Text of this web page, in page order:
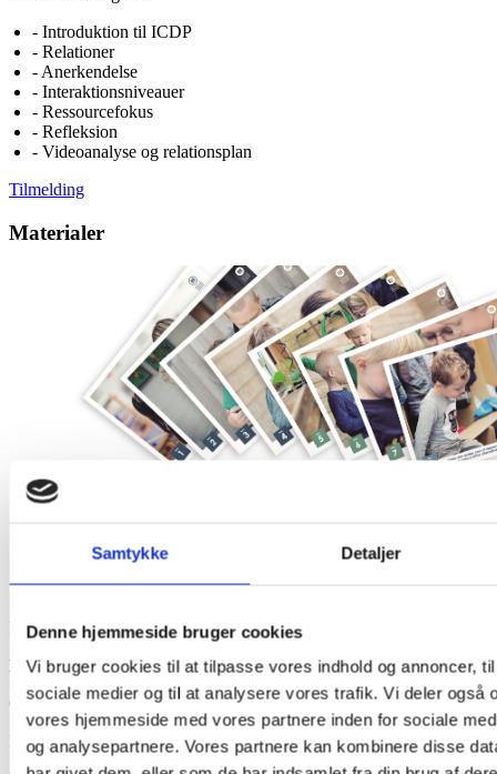
Samtykke Detaljer
Denne hjemmeside bruger cookies
Vi bruger cookies til at tilpasse vores indhold og annoncer,
sociale medier og til at analysere vores trafik. Vi deler også
vores hjemmeside med vores partnere inden for sociale
og analysepartnere. Vores partnere kan kombinere disse
- Introduktion til ICDP
- Relationer
- Anerkendelse
- Interaktionsniveauer
- Ressourcefokus
- Refleksion
- Videoanalyse og relationsplan
Tilmelding
Materialer
Følgende bøger og materialer anvendes på ICDP 1 uddannelsen.
Bøger:
Guide til en god start på livet
Introduktion til ICDP + arbejdshæfte